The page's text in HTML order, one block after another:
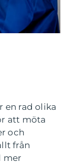
en rad olika
att möta
och
från
mer